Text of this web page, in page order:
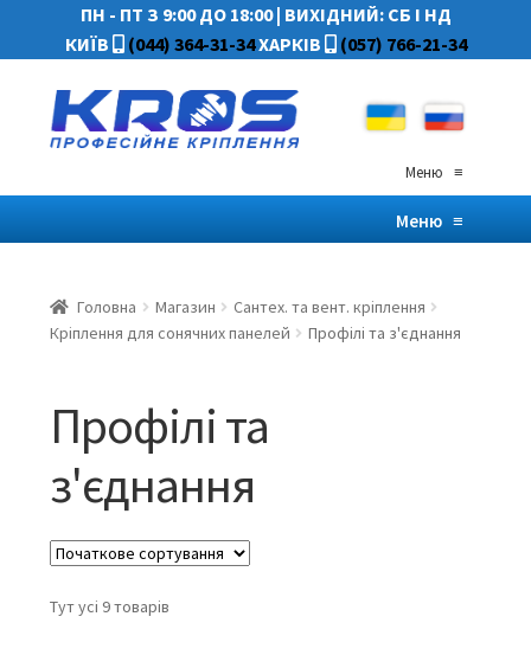
ПН - ПТ З 9:00 ДО 18:00| ВИХІДНИЙ: СБ І НД
КИЇВ
(044) 364-31-34ХАРКІВ (057) 766-21-34
Меню≡
Меню≡
Головна Магазин
Сантех. та вент. кріплення
Кріплення для сонячних панелей
Профілі та з'єднання
Профілі та
з'єднання
Тут усі 9 товарів